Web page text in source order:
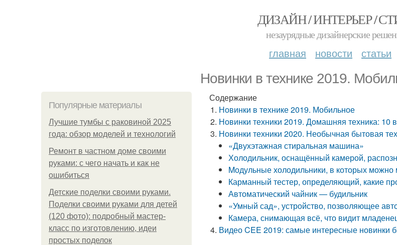
ДИЗАЙН / ИНТЕРЬЕР /
незаурядные дизайнерские
главная новости статьи
Новинки в технике 2019.
Популярные материалы
Лучшие тумбы с раковиной 2025
года: обзор моделей и технологий
Ремонт в частном доме своими
руками: с чего начать и как не
ошибиться
Детские поделки своими руками.
Поделки своими руками для детей
(120 фото): подробный мастер-
класс по изготовлению, идеи
простых поделок
Содержание
Новинки в технике 2019. Мобильное
Новинки техники 2019. Домашняя техника: 10
Новинки техники 2020. Необычная бытовая
«Двухэтажная стиральная машина»
Холодильник, оснащённый камерой,
Mодульные холодильники, в которых можно
Карманный тестер, определяющий, какие
Автоматический чайник — будильник
«Умный сад», устройство, позволяющее
Камера, снимающая всё, что видит
Видео CEE 2019: самые интересные новинки